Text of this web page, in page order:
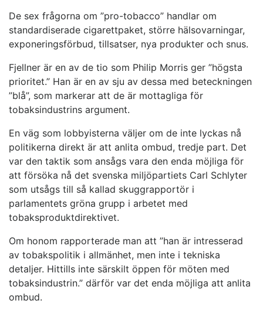
De sex frågorna om ”pro-tobacco” handlar om
standardiserade cigarettpaket, större hälsovarningar,
exponeringsförbud, tillsatser, nya produkter och snus.
Fjellner är en av de tio som Philip Morris ger ”högsta
prioritet.” Han är en av sju av dessa med beteckningen
”blå”, som markerar att de är mottagliga för
tobaksindustrins argument.
En väg som lobbyisterna väljer om de inte lyckas nå
politikerna direkt är att anlita ombud, tredje part. Det
var den taktik som ansågs vara den enda möjliga för
att försöka nå det svenska miljöpartiets Carl Schlyter
som utsågs till så kallad skuggrapportör i
parlamentets gröna grupp i arbetet med
tobaksproduktdirektivet.
Om honom rapporterade man att ”han är intresserad
av tobakspolitik i allmänhet, men inte i tekniska
detaljer. Hittills inte särskilt öppen för möten med
tobaksindustrin.” därför var det enda möjliga att anlita
ombud.